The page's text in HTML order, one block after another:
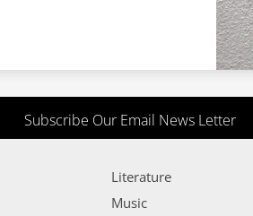
Subscribe Our Email News Letter
Literature
Music